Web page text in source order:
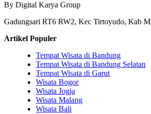
By Digital Karya Group
Gadungsari RT6 RW2, Kec Tirtoyudo, Kab
Artikel Populer
Tempat Wisata di Bandung
Tempat Wisata di Bandung Selatan
Tempat Wisata di Garut
Wisata Bogor
Wisata Jogja
Wisata Malang
Wisata Bali